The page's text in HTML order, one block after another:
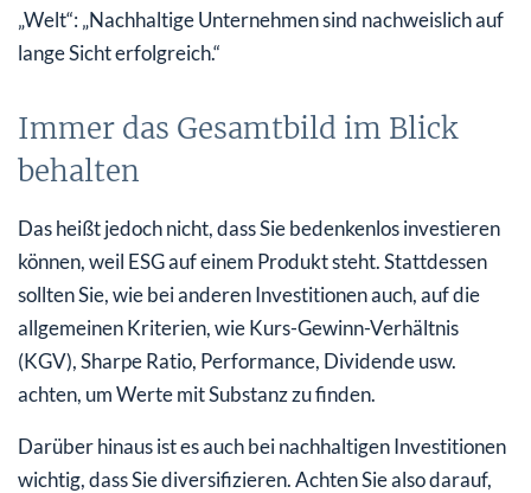
„Welt“: „Nachhaltige Unternehmen sind nachweislich auf
lange Sicht erfolgreich.“
Immer das Gesamtbild im Blick
behalten
Das heißt jedoch nicht, dass Sie bedenkenlos investieren
können, weil ESG auf einem Produkt steht. Stattdessen
sollten Sie, wie bei anderen Investitionen auch, auf die
allgemeinen Kriterien, wie Kurs-Gewinn-Verhältnis
(KGV), Sharpe Ratio, Performance, Dividende usw.
achten, um Werte mit Substanz zu finden.
Darüber hinaus ist es auch bei nachhaltigen Investitionen
wichtig, dass Sie diversifizieren. Achten Sie also darauf,